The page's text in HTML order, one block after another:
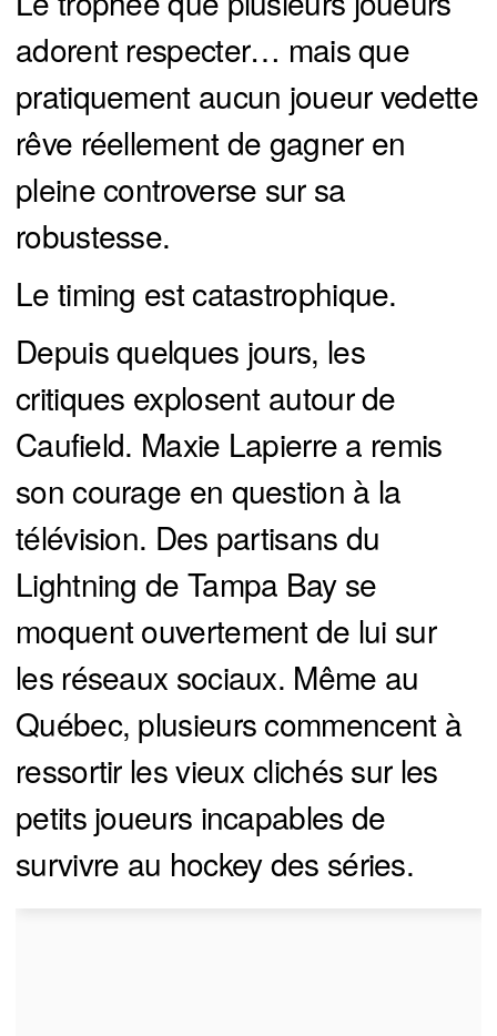
adorent respecter… mais que
pratiquement aucun joueur vedette
rêve réellement de gagner en
pleine controverse sur sa
robustesse.
Le timing est catastrophique.
Depuis quelques jours, les
critiques explosent autour de
Caufield. Maxie Lapierre a remis
son courage en question à la
télévision. Des partisans du
Lightning de Tampa Bay se
moquent ouvertement de lui sur
les réseaux sociaux. Même au
Québec, plusieurs commencent à
ressortir les vieux clichés sur les
petits joueurs incapables de
survivre au hockey des séries.